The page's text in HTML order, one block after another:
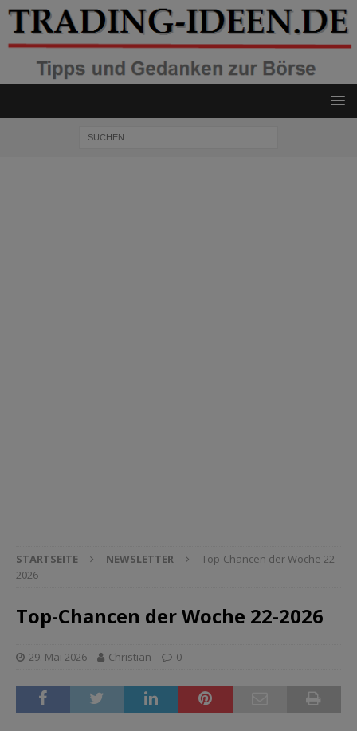
STARTSEITE NEWSLETTER
Top-Chancen der Woche 22-
2026
Top-Chancen der Woche 22-2026
29. Mai 2026 Christian 0